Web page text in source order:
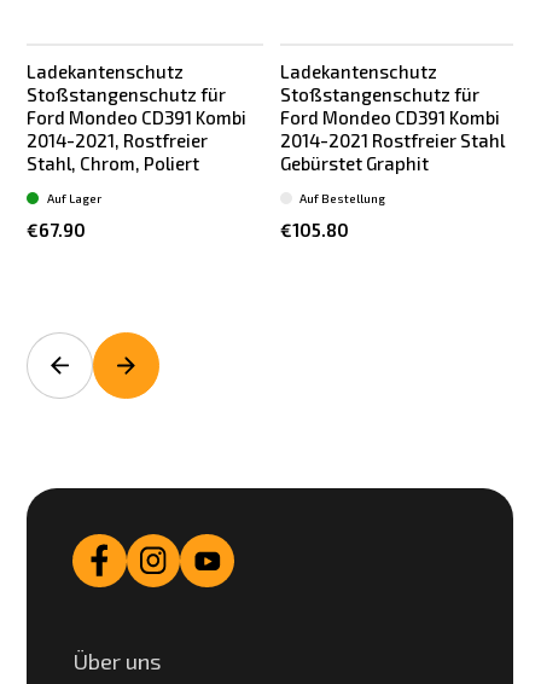
Ladekantenschutz
Stoßstangenschutz für
Ford Mondeo CD391 Kombi
2014-2021, Rostfreier
Stahl, Chrom, Poliert
€67.90
Auf Lager
Ladekantenschutz
Stoßstangenschutz für
Ford Mondeo CD391 Kombi
2014-2021 Rostfreier Stahl
Gebürstet Graphit
€105.80
Auf Bestellung
Über uns